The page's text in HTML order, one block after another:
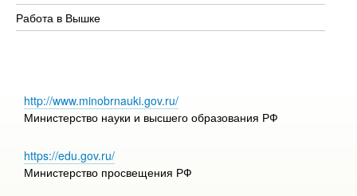
Работа в Вышке
http://www.minobrnauki.gov.ru/
Министерство науки и высшего образования РФ
https://edu.gov.ru/
Министерство просвещения РФ